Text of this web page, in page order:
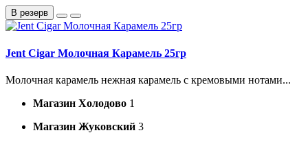
В резерв
Jent Cigar Молочная Карамель 25гр
Молочная карамель нежная карамель с кремовыми нотами...
Магазин Холодово 1
Магазин Жуковский 3